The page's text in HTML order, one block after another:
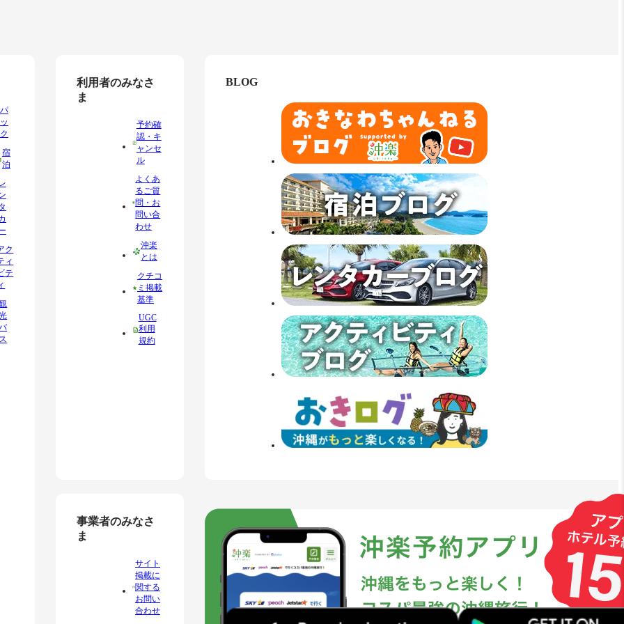
パ
ッ
ク
宿
泊
ク
ィ
テ
利用者のみなさ
ま
予約確
認・キ
ャンセ
ル
よくあ
るご質
問・お
問い合
わせ
沖楽
とは
クチコ
ミ掲載
基準
UGC
利用
規約
事業者のみなさ
ま
サイト
掲載に
関する
お問い
合わせ
BLOG